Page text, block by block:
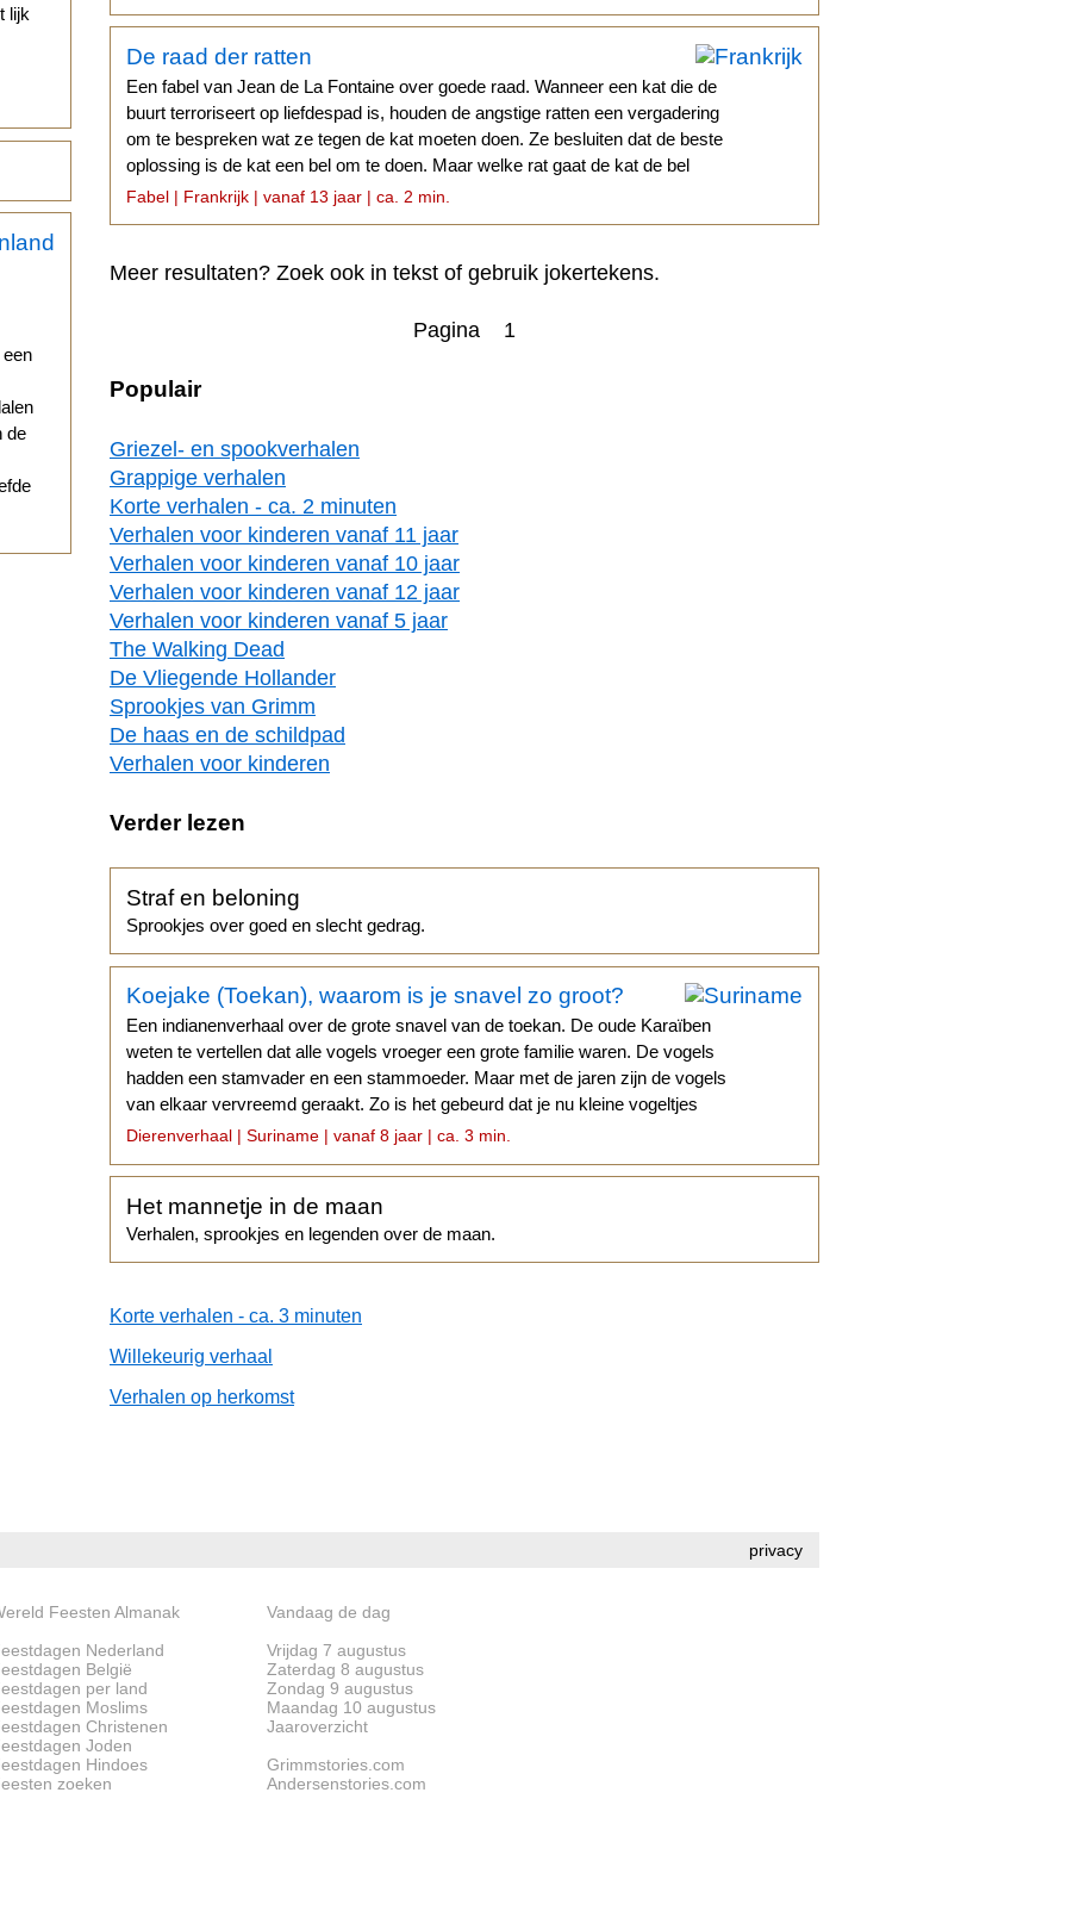
lijk
de
De raad der ratten
Een fabel van Jean de La Fontaine over goede raad. Wanneer een kat die de
buurt terroriseert op liefdespad is, houden de angstige ratten een vergadering
om te bespreken wat ze tegen de kat moeten doen. Ze besluiten dat de beste
oplossing is de kat een bel om te doen. Maar welke rat gaat de kat de bel
aanbinden?
Fabel | Frankrijk | vanaf 13 jaar | ca. 2 min.
Meer resultaten? Zoek ook in tekst of gebruik jokertekens.
Pagina 1
Populair
Griezel- en spookverhalen
Grappige verhalen
Korte verhalen - ca. 2 minuten
Verhalen voor kinderen vanaf 11 jaar
Verhalen voor kinderen vanaf 10 jaar
Verhalen voor kinderen vanaf 12 jaar
Verhalen voor kinderen vanaf 5 jaar
The Walking Dead
De Vliegende Hollander
Sprookjes van Grimm
De haas en de schildpad
Verhalen voor kinderen
Verder lezen
Straf en beloning
Sprookjes over goed en slecht gedrag.
Koejake (Toekan), waarom is je snavel zo groot?
Een indianenverhaal over de grote snavel van de toekan. De oude Karaïben
weten te vertellen dat alle vogels vroeger een grote familie waren. De vogels
hadden een stamvader en een stammoeder. Maar met de jaren zijn de vogels
van elkaar vervreemd geraakt. Zo is het gebeurd dat je nu kleine vogeltjes
ziet...
Dierenverhaal | Suriname | vanaf 8 jaar | ca. 3 min.
Het mannetje in de maan
Verhalen, sprookjes en legenden over de maan.
Korte verhalen - ca. 3 minuten
Willekeurig verhaal
Verhalen op herkomst
privacy
Feesten Almanak
Nederland
België
per land
Moslims
Christenen
Joden
Hindoes
zoeken
Vandaag de dag
Vrijdag 7 augustus
Zaterdag 8 augustus
Zondag 9 augustus
Maandag 10 augustus
Jaaroverzicht
Grimmstories.com
Andersenstories.com